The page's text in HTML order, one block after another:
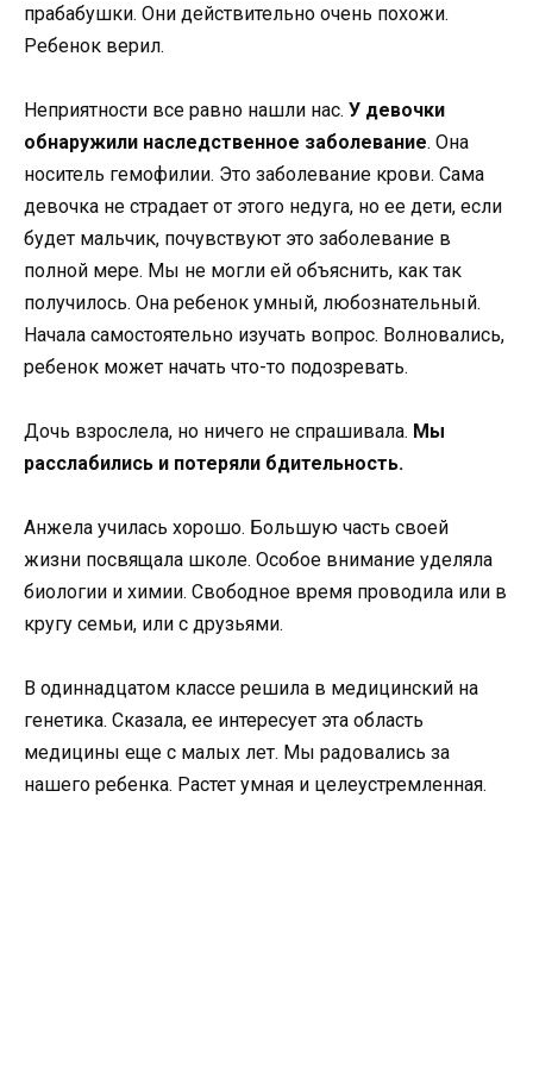
прабабушки. Они действительно очень похожи.
Ребенок верил.
Неприятности все равно нашли нас. У девочки
обнаружили наследственное заболевание. Она
носитель гемофилии. Это заболевание крови. Сама
девочка не страдает от этого недуга, но ее дети, если
будет мальчик, почувствуют это заболевание в
полной мере. Мы не могли ей объяснить, как так
получилось. Она ребенок умный, любознательный.
Начала самостоятельно изучать вопрос. Волновались,
ребенок может начать что-то подозревать.
Дочь взрослела, но ничего не спрашивала. Мы
расслабились и потеряли бдительность.
Анжела училась хорошо. Большую часть своей
жизни посвящала школе. Особое внимание уделяла
биологии и химии. Свободное время проводила или в
кругу семьи, или с друзьями.
В одиннадцатом классе решила в медицинский на
генетика. Сказала, ее интересует эта область
медицины еще с малых лет. Мы радовались за
нашего ребенка. Растет умная и целеустремленная.